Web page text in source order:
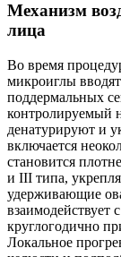
Механизм
лица
Во время
микроиглы
поддермальных
контролируемый
денатурируют и
включается
становится
и III типа,
удерживающие
взаимодействует
круглогодично
Локальное